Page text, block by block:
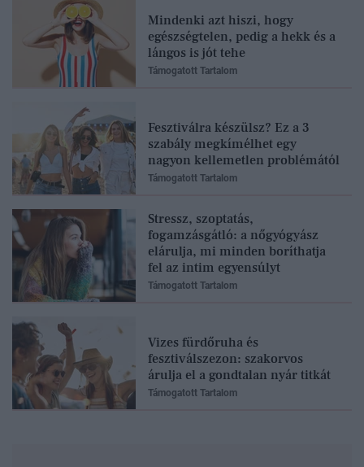
Mindenki azt hiszi, hogy
egészségtelen, pedig a hekk és a
lángos is jót tehe
Támogatott Tartalom
Fesztiválra készülsz? Ez a 3
szabály megkímélhet egy
nagyon kellemetlen problémától
Támogatott Tartalom
Stressz, szoptatás,
fogamzásgátló: a nőgyógyász
elárulja, mi minden boríthatja
fel az intim egyensúlyt
Támogatott Tartalom
Vizes fürdőruha és
fesztiválszezon: szakorvos
árulja el a gondtalan nyár titkát
Támogatott Tartalom